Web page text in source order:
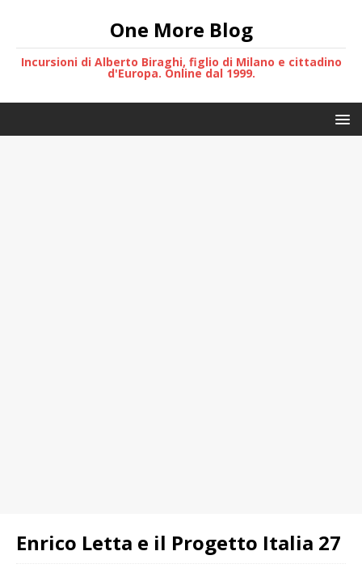
One More Blog
Incursioni di Alberto Biraghi, figlio di Milano e cittadino
d'Europa. Online dal 1999.
Enrico Letta e il Progetto Italia 27